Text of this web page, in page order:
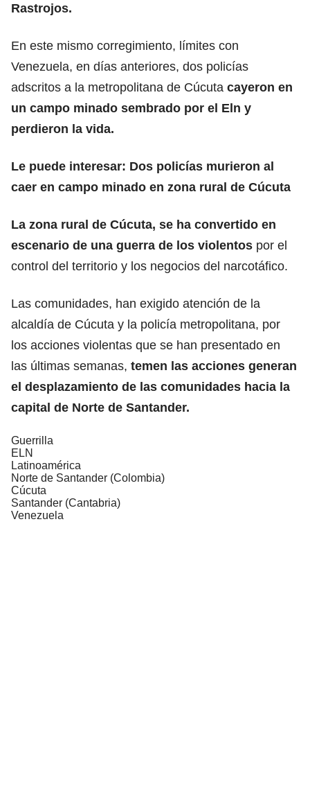
Rastrojos.
En este mismo corregimiento, límites con
Venezuela, en días anteriores, dos policías
adscritos a la metropolitana de Cúcuta cayeron en
un campo minado sembrado por el Eln y
perdieron la vida.
Le puede interesar: Dos policías murieron al
caer en campo minado en zona rural de Cúcuta
La zona rural de Cúcuta, se ha convertido en
escenario de una guerra de los violentos por el
control del territorio y los negocios del narcotáfico.
Las comunidades, han exigido atención de la
alcaldía de Cúcuta y la policía metropolitana, por
los acciones violentas que se han presentado en
las últimas semanas, temen las acciones generan
el desplazamiento de las comunidades hacia la
capital de Norte de Santander.
Guerrilla
ELN
Latinoamérica
Norte de Santander (Colombia)
Cúcuta
Santander (Cantabria)
Venezuela